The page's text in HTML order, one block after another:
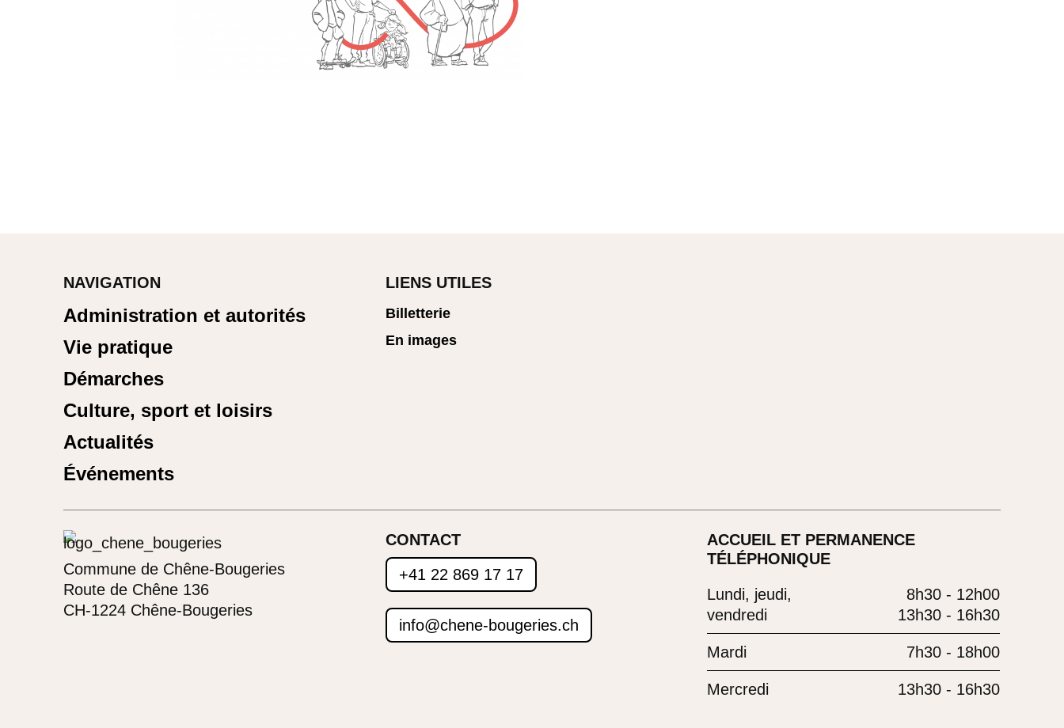
NAVIGATION
Administration et autorités
Vie pratique
Démarches
Culture, sport et loisirs
Actualités
Événements
LIENS UTILES
Billetterie
En images
Commune de Chêne-Bougeries
Route de Chêne 136
CH-1224 Chêne-Bougeries
CONTACT
+41 22 869 17 17
info@chene-bougeries.ch
ACCUEIL ET PERMANENCE
TÉLÉPHONIQUE
Lundi, jeudi,
vendredi
8h30 - 12h00
13h30 - 16h30
Mardi 7h30 - 18h00
Mercredi 13h30 - 16h30